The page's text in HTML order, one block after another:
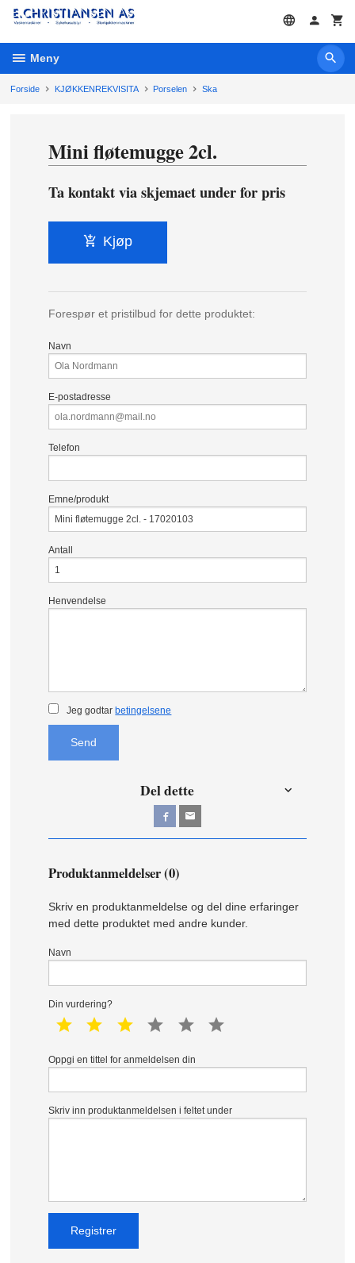
Gå
innholdet
Meny
Forside KJØKKENREKVISITA Porselen Ska
Mini fløtemugge 2cl.
Ta kontakt via skjemaet under for pris
Kjøp
Forespør et pristilbud for dette produktet:
Navn
E-postadresse
Telefon
Emne/produkt
Antall
Henvendelse
Jeg godtar betingelsene
Send
Del dette
Produktanmeldelser (0)
Skriv en produktanmeldelse og del dine erfaringer
med dette produktet med andre kunder.
Navn
Din vurdering?
1 star 2 star 3 star 4 star 5 star
Oppgi en tittel for anmeldelsen din
Skriv inn produktanmeldelsen i feltet under